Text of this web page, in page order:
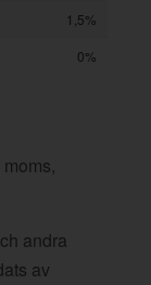
1,5%
0%
andra
av